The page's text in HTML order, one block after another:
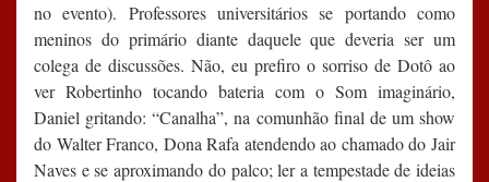
no evento). Professores universitários se portando como
meninos do primário diante daquele que deveria ser um
colega de discussões. Não, eu prefiro o sorriso de Dotô ao
ver Robertinho tocando bateria com o Som imaginário,
Daniel gritando: “Canalha”, na comunhão final de um show
do Walter Franco, Dona Rafa atendendo ao chamado do Jair
Naves e se aproximando do palco; ler a tempestade de ideias